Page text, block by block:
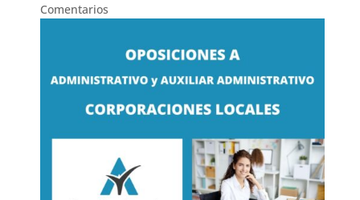
Comentarios